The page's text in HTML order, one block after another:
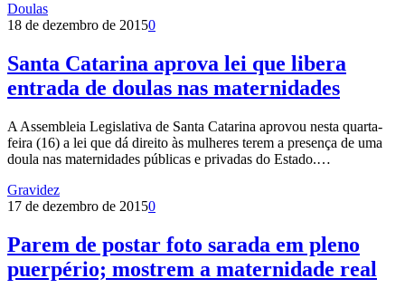
Doulas
18 de dezembro de 20150
Santa Catarina aprova lei que libera
entrada de doulas nas maternidades
A Assembleia Legislativa de Santa Catarina aprovou nesta quarta-
feira (16) a lei que dá direito às mulheres terem a presença de uma
doula nas maternidades públicas e privadas do Estado.…
Gravidez
17 de dezembro de 20150
Parem de postar foto sarada em pleno
puerpério; mostrem a maternidade real